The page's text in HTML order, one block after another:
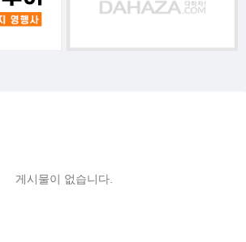
게시물이 없습니다.